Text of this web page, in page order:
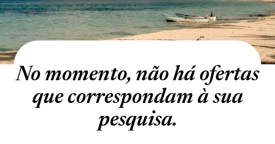
No momento, não há ofertas
que correspondam à sua
pesquisa.